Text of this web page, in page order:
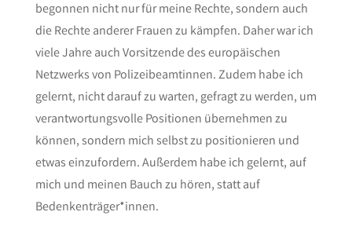
begonnen nicht nur für meine Rechte, sondern auch
die Rechte anderer Frauen zu kämpfen. Daher war ich
viele Jahre auch Vorsitzende des europäischen
Netzwerks von Polizeibeamtinnen. Zudem habe ich
gelernt, nicht darauf zu warten, gefragt zu werden, um
verantwortungsvolle Positionen übernehmen zu
können, sondern mich selbst zu positionieren und
etwas einzufordern. Außerdem habe ich gelernt, auf
mich und meinen Bauch zu hören, statt auf
Bedenkenträger*innen.